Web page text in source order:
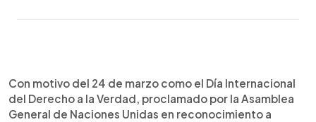
► Escuchar artículo
Con motivo del 24 de marzo como el Día Internacional
del Derecho a la Verdad, proclamado por la Asamblea
General de Naciones Unidas en reconocimiento a